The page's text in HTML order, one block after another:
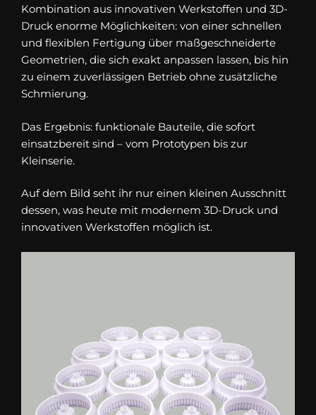
Kombination aus innovativen Werkstoffen und 3D-
Druck enorme Möglichkeiten: von einer schnellen
und flexiblen Fertigung über maßgeschneiderte
Geometrien, die sich exakt anpassen lassen, bis hin
zu einem zuverlässigen Betrieb ohne zusätzliche
Schmierung.
Das Ergebnis: funktionale Bauteile, die sofort
einsatzbereit sind – vom Prototypen bis zur
Kleinserie.
Auf dem Bild seht ihr nur einen kleinen Ausschnitt
dessen, was heute mit modernem 3D-Druck und
innovativen Werkstoffen möglich ist.